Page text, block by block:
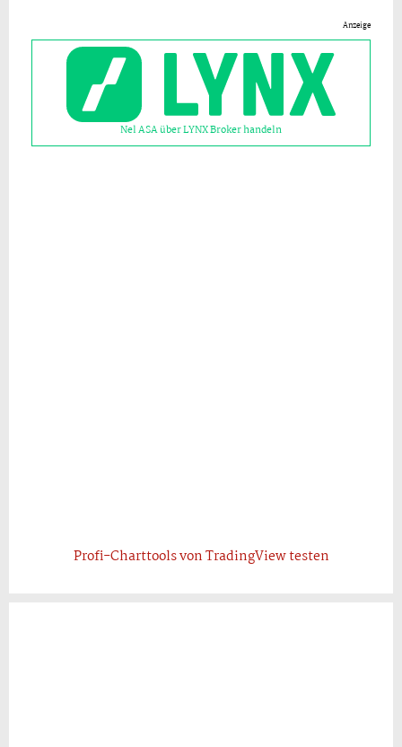
Anzeige
Nel ASA über LYNX Broker handeln
Profi-Charttools von TradingView testen